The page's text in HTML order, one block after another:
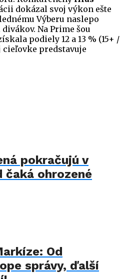
dokázal svoj výkon ešte
Výberu naslepo
Na Prime šou
podiely 12 a 13 % (15+ /
cieľovke predstavuje
pokračujú v
čaká ohrozené
Od
správy, ďalší